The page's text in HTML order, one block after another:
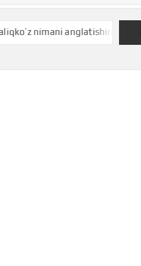
nimani anglatishini bilasizmi